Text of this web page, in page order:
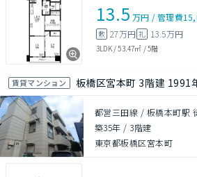
13.5 万円 /管理費
敷 27万円 礼 13.5万円
3LDK/53.47㎡ /5階
賃貸マンション 板橋区宮本町 3階建 1991
都営三田線 / 板橋本町駅
築35年 / 3階建
東京都板橋区宮本町